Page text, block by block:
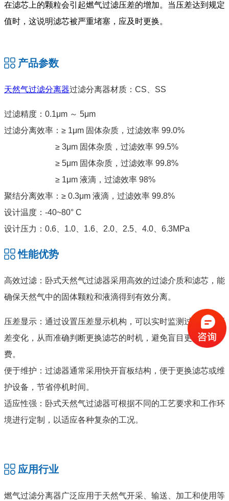
在滤芯上的颗粒会引起燃气过滤压差的增加。当压差达到规定
值时，这说明滤芯被严重堵塞，应及时更换。
产品参数
天然气过滤分离器过滤分离器材质：CS、SS
过滤精度：0.1μm ～ 5μm
过滤分离效率：≥ 1μm 固体杂质，过滤效率 99.0%
≥ 3μm 固体杂质，过滤效率 99.5%
≥ 5μm 固体杂质，过滤效率 99.8%
≥ 1μm 液滴，过滤效率 98%
聚结分离效率：≥ 0.3μm 液滴，过滤效率 99.8%
设计温度：-40~80° C
设计压力：0.6、1.0、1.6、2.0、2.5、4.0、6.3MPa
性能优势
高效过滤：卧式天然气过滤器采用高效的过滤介质和滤芯，能
确保天然气中的固体颗粒和液滴得到有效分离。
压差显示：通过设置压差显示机构，可以实时监测过滤器的压
差变化，从而准确判断更换滤芯的时机，避免盲目更换和浪
费。
便于维护：过滤器通常采用快开盲板结构，便于更换滤芯或维
护设备，节省停机时间。
适应性强：卧式天然气过滤器可根据不同的工艺要求和工作环
境进行定制，以适应各种复杂的工况。
应用行业
燃气过滤分离器广泛应用于天然气开采、输送、加工和使用等